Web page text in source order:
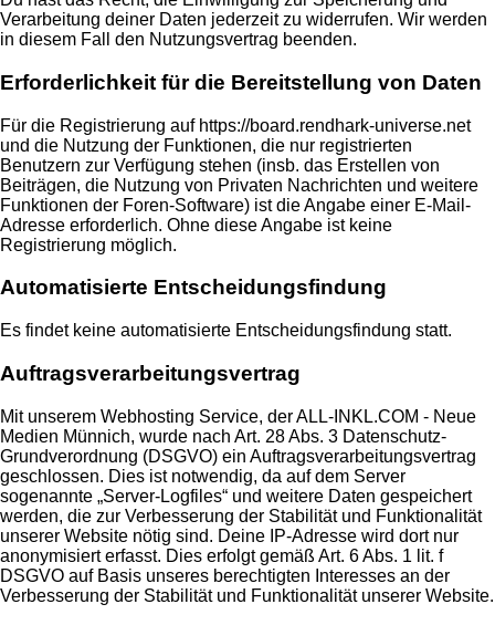
Verarbeitung deiner Daten jederzeit zu widerrufen. Wir werden
in diesem Fall den Nutzungsvertrag beenden.
Erforderlichkeit für die Bereitstellung von Daten
Für die Registrierung auf https://board.rendhark-universe.net
und die Nutzung der Funktionen, die nur registrierten
Benutzern zur Verfügung stehen (insb. das Erstellen von
Beiträgen, die Nutzung von Privaten Nachrichten und weitere
Funktionen der Foren-Software) ist die Angabe einer E-Mail-
Adresse erforderlich. Ohne diese Angabe ist keine
Registrierung möglich.
Automatisierte Entscheidungsfindung
Es findet keine automatisierte Entscheidungsfindung statt.
Auftragsverarbeitungsvertrag
Mit unserem Webhosting Service, der ALL-INKL.COM - Neue
Medien Münnich, wurde nach Art. 28 Abs. 3 Datenschutz-
Grundverordnung (DSGVO) ein Auftragsverarbeitungsvertrag
geschlossen. Dies ist notwendig, da auf dem Server
sogenannte „Server-Logfiles“ und weitere Daten gespeichert
werden, die zur Verbesserung der Stabilität und Funktionalität
unserer Website nötig sind. Deine IP-Adresse wird dort nur
anonymisiert erfasst. Dies erfolgt gemäß Art. 6 Abs. 1 lit. f
DSGVO auf Basis unseres berechtigten Interesses an der
Verbesserung der Stabilität und Funktionalität unserer Website.